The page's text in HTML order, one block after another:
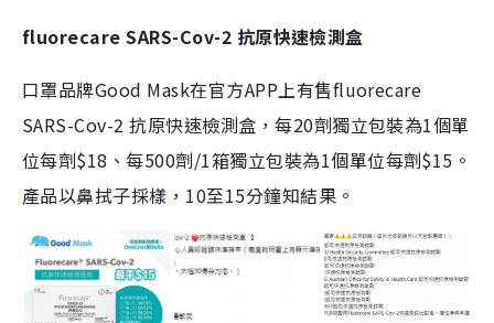
fluorecare SARS-Cov-2 抗原快速檢測盒
口罩品牌Good Mask在官方APP上有售fluorecare
SARS-Cov-2 抗原快速檢測盒，每20劑獨立包裝為1個單
位每劑$18、每500劑/1箱獨立包裝為1個單位每劑$15。
產品以鼻拭子採樣，10至15分鐘知結果。